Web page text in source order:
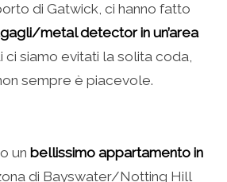
di Gatwick, ci hanno fatto
metal detector in un’area
ci siamo evitati la solita coda,
sempre è piacevole.
un bellissimo appartamento in
di Bayswater/Notting Hill